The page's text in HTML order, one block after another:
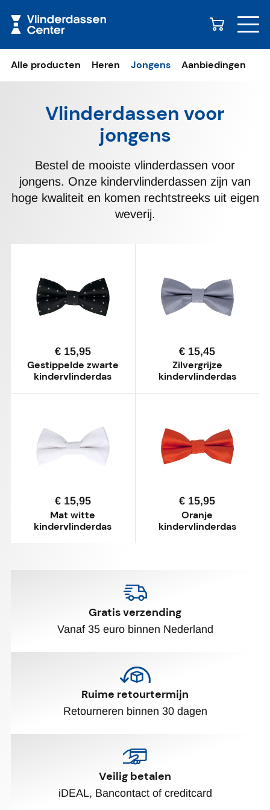
Naar content
Alle producten Heren Jongens Aanbiedingen
Vlinderdassen voor
jongens
Bestel de mooiste vlinderdassen voor
jongens. Onze kindervlinderdassen zijn van
hoge kwaliteit en komen rechtstreeks uit eigen
weverij.
Gestippelde zwarte
kindervlinderdas
€ 15,95
Zilvergrijze
kindervlinderdas
€ 15,45
Mat witte
kindervlinderdas
€ 15,95
Oranje
kindervlinderdas
€ 15,95
Gratis verzending
Vanaf 35 euro binnen Nederland
Ruime retourtermijn
Retourneren binnen 30 dagen
Veilig betalen
iDEAL, Bancontact of creditcard